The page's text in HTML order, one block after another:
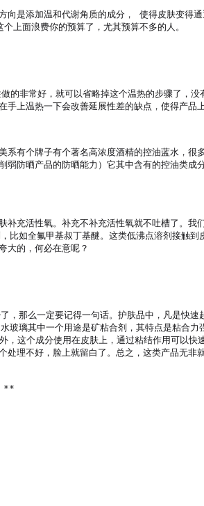
是添加温和代谢角质的成分， 使得皮肤变得
上面浪费你的预算了，尤其预算不多的人。
非常好，就可以省略掉这个温热的步骤了，
上温热一下会改善延展性差的缺点，使得产品
有个牌子有个著名高浓度酒精的控油蓝水，
防晒产品的防晒能力）它其中含有的控油类
充活性氧。补充不补充活性氧就不吐槽了。
如全氟甲基叔丁基醚。这类低沸点溶剂接触
大的，何必在意呢？
那么一定要记得一句话。护肤品中，凡是快
其中一个用途是矿粘合剂，其特点是粘合力
这个成分使用在皮肤上，通过粘结作用可以
理不好，脸上就留白了。总之，这类产品无
**